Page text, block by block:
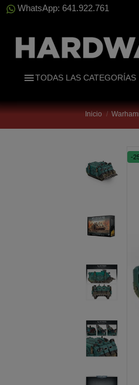
WhatsApp: 641.922.761
TODAS LAS CATEGORÍAS
Inicio
-